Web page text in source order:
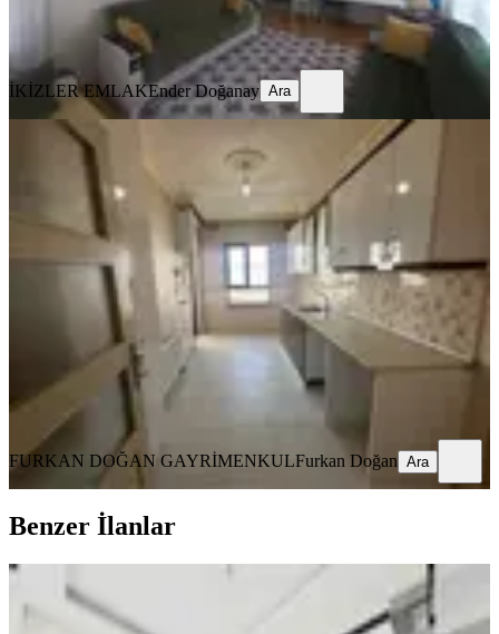
İKİZLER EMLAK Ender Doğanay
Ara
İKİZLER EMLAKEnder Doğanay Ara
SİTE İÇİ
Furkan Doğan’dan Fırat Mah
İnderesi Toki’de Acil Satılık 3+1 Yapılı
Daire
Battalgazi, Fırat Mahallesi
·136 m²·11. Kat 27.01.2026
2.450.000 ₺ 2.490.000 ₺
FURKAN DOĞAN GAYRİMENKUL Furkan Doğan
FURKAN DOĞAN GAYRİMENKULFurkan Doğan Ara
Benzer İlanlar
YENİ
Galata Gayrimenkul'den İskender
Mahallesinde Satılık Sıfır 2+1